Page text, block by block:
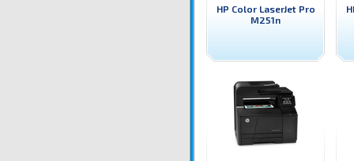
HP Color LaserJet Pro
M251n